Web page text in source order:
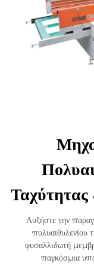
Αυξήστε την
φυσαλλιδωτή
παγκόσμια